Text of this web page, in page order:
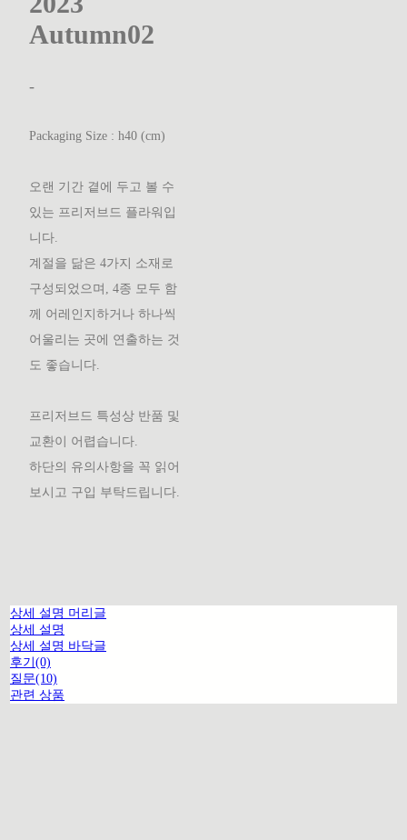
Autumn02
-
Packaging Size : h40 (cm)
오랜 기간 곁에 두고 볼 수
있는 프리저브드 플라워입
니다.
계절을 닮은 4가지 소재로
구성되었으며, 4종 모두 함
께 어레인지하거나 하나씩
어울리는 곳에 연출하는 것
도 좋습니다.
프리저브드 특성상 반품 및
교환이 어렵습니다.
하단의 유의사항을 꼭 읽어
보시고 구입 부탁드립니다.
상세 설명 머리글
상세 설명
상세 설명 바닥글
후기(0)
질문(10)
관련 상품